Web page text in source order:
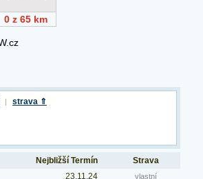
| strava ⇑
Nejbližší Termín Strava
23.11.24 vlastní